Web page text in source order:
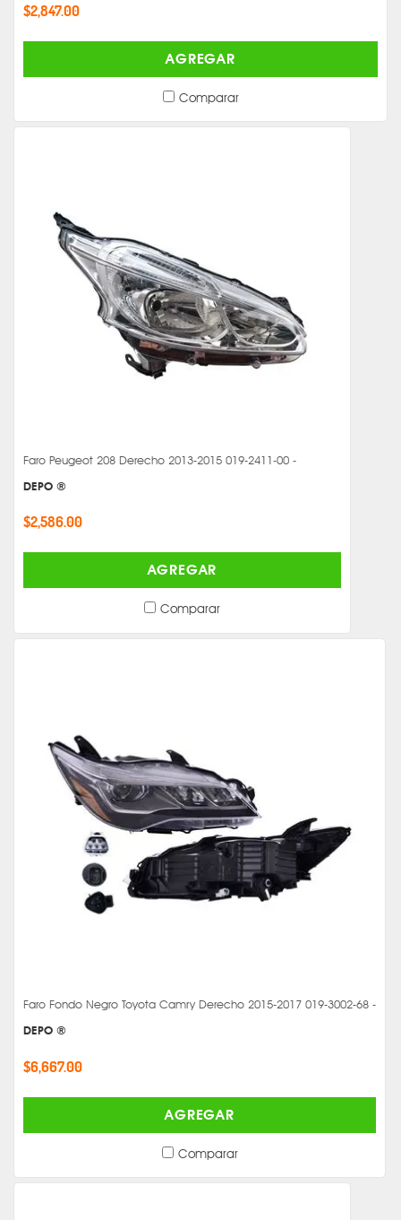
$2,847.00
AGREGAR
Comparar
Faro Peugeot 208 Derecho 2013-2015 019-2411-00 -
DEPO ®
$2,586.00
AGREGAR
Comparar
Faro Fondo Negro Toyota Camry Derecho 2015-2017 019-3002-68 -
DEPO ®
$6,667.00
AGREGAR
Comparar